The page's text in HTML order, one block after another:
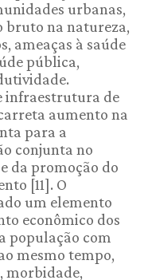
urbanas,
bruto na natureza,
ameaças à saúde
pública,
infraestrutura de
aumento na
para a
conjunta no
da promoção do
[11]. O
um elemento
econômico dos
população com
mesmo tempo,
morbidade,